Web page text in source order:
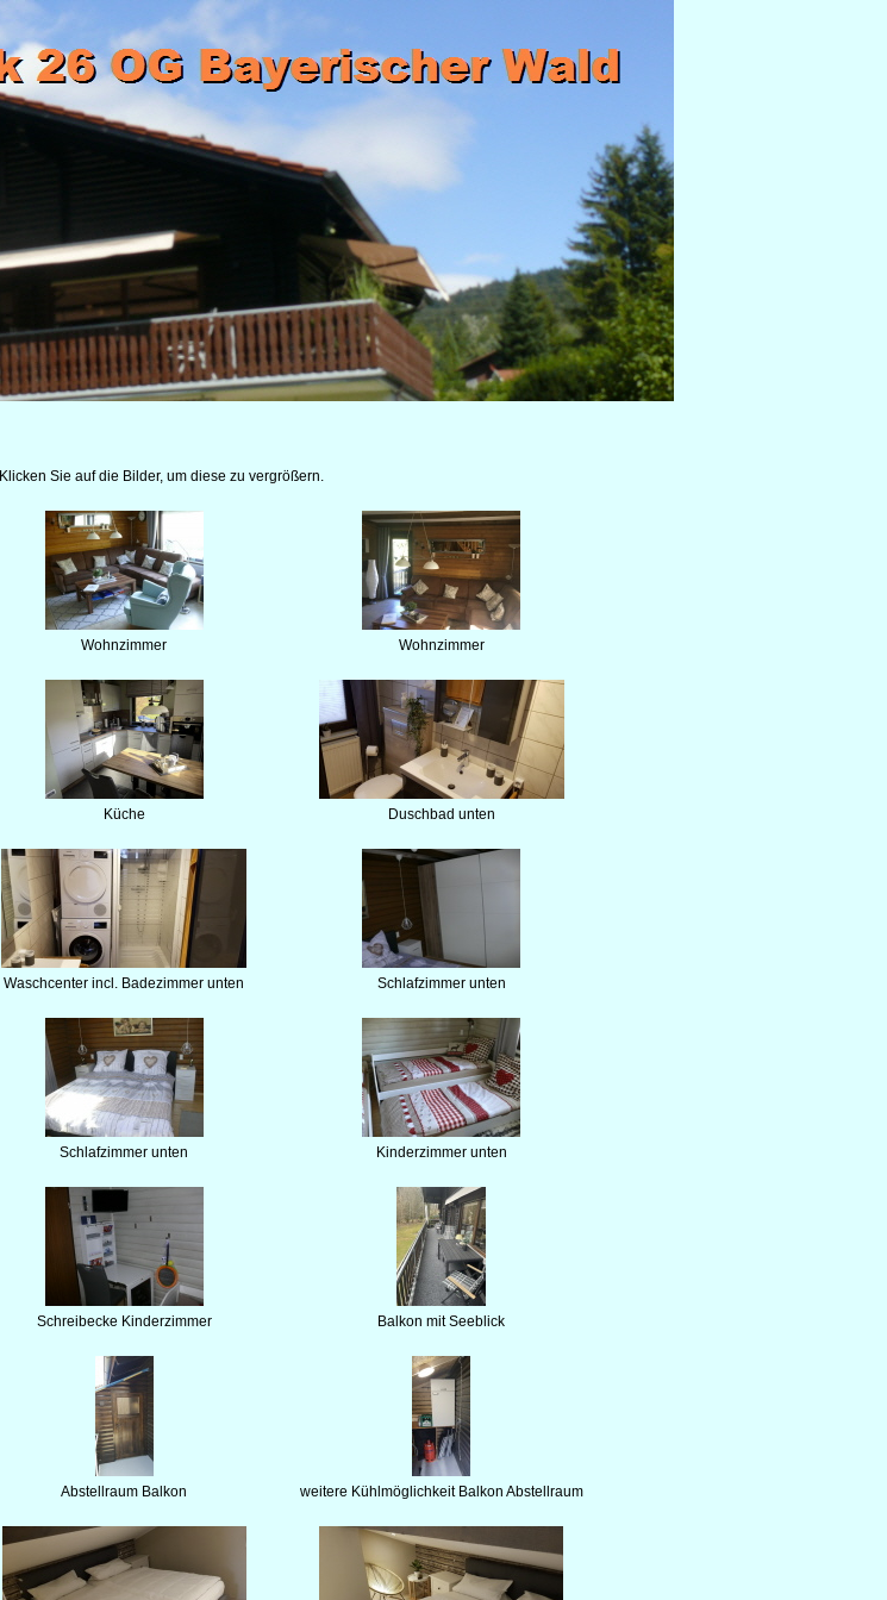
Klicken Sie auf die Bilder, um diese zu vergrößern.
Wohnzimmer Wohnzimmer
Küche Duschbad unten
Waschcenter incl. Badezimmer unten Schlafzimmer unten
Schlafzimmer unten Kinderzimmer unten
Schreibecke Kinderzimmer Balkon mit Seeblick
Abstellraum Balkon weitere Kühlmöglichkeit Balkon Abstellraum